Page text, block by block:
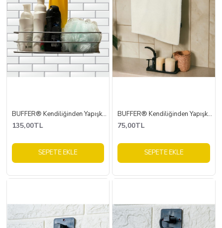
BUFFER® Kendiliğinden Yapışkanlı Krom Paslanmaz Metal Şampuanlık Banyo Düzenleyici Raf
135,00TL
SEPETE EKLE
BUFFER® Kendiliğinden Yapışkanlı Siyah Çubuk Havluluk
75,00TL
SEPETE EKLE